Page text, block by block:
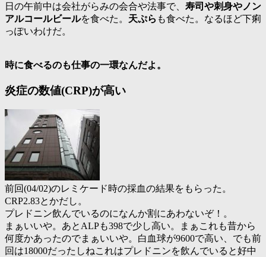
日の午前中は会社がらみの会合や法事で、 寿司や刺身やノン
アルコールビールを食べた。 天ぷら も食べた。なるほど下痢
っぽいわけだ。
時に食べるのも仕事の一環なんだよ。
炎症の数値(CRP)が高い
前回(04/02)のレミケード時の採血の結果をもらった。
CRP2.83とかだし。
プレドニン飲んでいるのになんか割にあわないぞ！。
まぁいいや。あとALPも398で少し高い。まぁこれも昔から
何度かあったのでまぁいいや。白血球が9600で高い、でも前
回は18000だったしねこれはプレドニンを飲んでいると好中